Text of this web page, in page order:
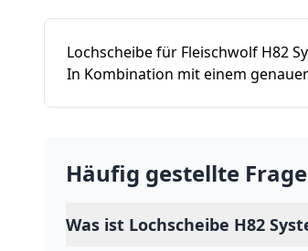
Lochscheibe für Fleischwolf H82
In Kombination mit einem
Häufig gestellte
Was ist Lochscheibe H82